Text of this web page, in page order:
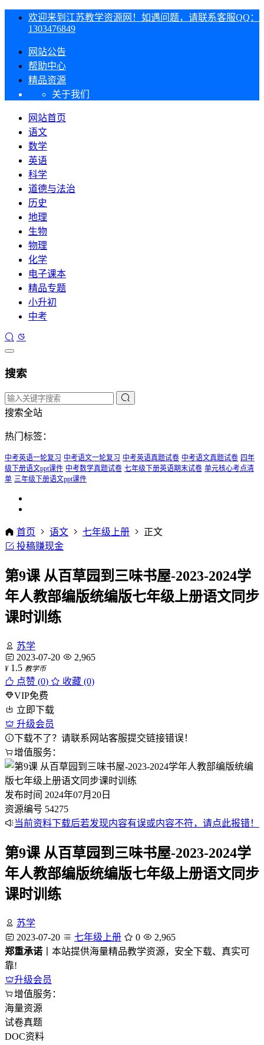
欢迎来到江苏教学资源网！如遇问题，请联系客服QQ：
1303476849
网站公告
帮助中心
精品资源
关于我们
网站首页
语文
数学
英语
科学
道德与法治
历史
地理
生物
物理
化学
电子课本
精品专题
小升初
中考
搜索
搜索全站
热门标签：
中考英语一轮复习 中考语文一轮复习 中考英语真题试卷 中考语文真题试卷 四年
级下册语文ppt课件 中考数学真题试卷 七年级下册英语期末试卷 单元核心考点清
单 三年级下册语文ppt课件
首页 语文 七年级上册
正文
投稿赚现金
第9课 从百草园到三味书屋-2023-2024学
年人教部编版统编版七年级上册语文同步
课时训练
苏学
2023-07-20
2,965
¥ 1.5 教学币
点赞 (0)
收藏 (0)
VIP免费
立即下载
升级会员
下载不了？请联系网站客服提交链接错误！
增值服务：
发布时间 2024年07月20日
资源编号 54275
当前资料下载后若发现内容有误或内容不符，请点此报错！
第9课 从百草园到三味书屋-2023-2024学
年人教部编版统编版七年级上册语文同步
课时训练
苏学
2023-07-20
七年级上册 0
2,965
郑重承诺 丨本站提供海量精品教学资源，安全下载、真实可
靠!
升级会员
增值服务：
海量资源
试卷真题
DOC资料